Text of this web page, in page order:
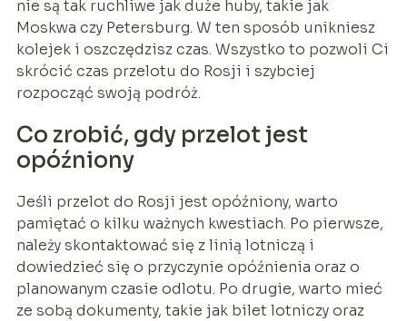
nie są tak ruchliwe jak duże huby, takie jak
Moskwa czy Petersburg. W ten sposób unikniesz
kolejek i oszczędzisz czas. Wszystko to pozwoli Ci
skrócić czas przelotu do Rosji i szybciej
rozpocząć swoją podróż.
Co zrobić, gdy przelot jest
opóźniony
Jeśli przelot do Rosji jest opóźniony, warto
pamiętać o kilku ważnych kwestiach. Po pierwsze,
należy skontaktować się z linią lotniczą i
dowiedzieć się o przyczynie opóźnienia oraz o
planowanym czasie odlotu. Po drugie, warto mieć
ze sobą dokumenty, takie jak bilet lotniczy oraz